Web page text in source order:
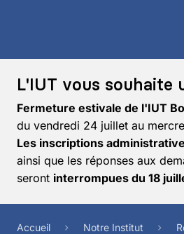
L'IUT vous souhaite
Fermeture estivale de l'IUT
du vendredi 24 juillet au
Les inscriptions
ainsi que les réponses aux
seront interrompues du 18
Accueil Notre Institut